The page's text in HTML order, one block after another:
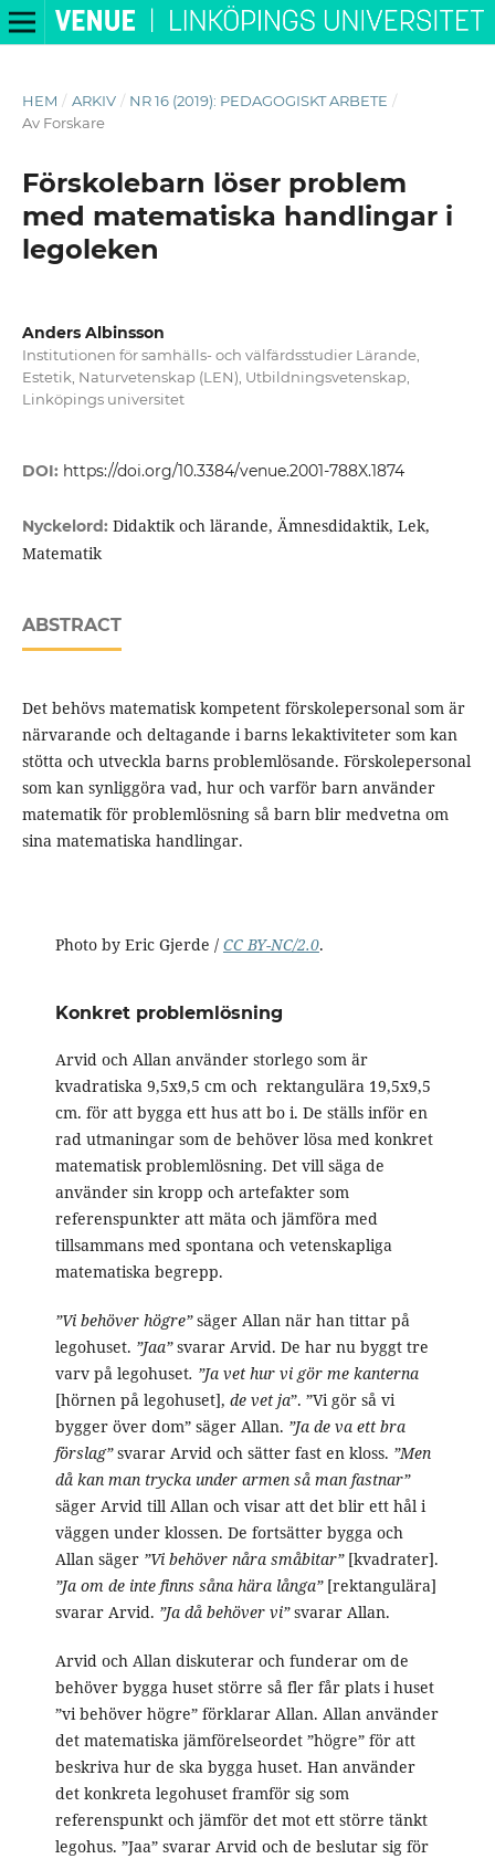
HEM / ARKIV / NR 16 (2019): PEDAGOGISKT ARBETE /
Av Forskare
Förskolebarn löser problem
med matematiska handlingar i
legoleken
Anders Albinsson
Institutionen för samhälls- och välfärdsstudier Lärande,
Estetik, Naturvetenskap (LEN), Utbildningsvetenskap,
Linköpings universitet
DOI: https://doi.org/10.3384/venue.2001-788X.1874
Nyckelord: Didaktik och lärande, Ämnesdidaktik, Lek,
Matematik
ABSTRACT
Det behövs matematisk kompetent förskolepersonal som är
närvarande och deltagande i barns lekaktiviteter som kan
stötta och utveckla barns problemlösande. Förskolepersonal
som kan synliggöra vad, hur och varför barn använder
matematik för problemlösning så barn blir medvetna om
sina matematiska handlingar.
Photo by Eric Gjerde / CC BY-NC/2.0.
Konkret problemlösning
Arvid och Allan använder storlego som är
kvadratiska 9,5x9,5 cm och rektangulära 19,5x9,5
cm. för att bygga ett hus att bo i. De ställs inför en
rad utmaningar som de behöver lösa med konkret
matematisk problemlösning. Det vill säga de
använder sin kropp och artefakter som
referenspunkter att mäta och jämföra med
tillsammans med spontana och vetenskapliga
matematiska begrepp.
”Vi behöver högre”säger Allan när han tittar på
legohuset. ”Jaa”svarar Arvid. De har nu byggt tre
varv på legohuset. ”Ja vet hur vi gör me kanterna
[hörnen på legohuset], de vet ja”. ”Vi gör så vi
bygger över dom” säger Allan. ”Ja de va ett bra
förslag”svarar Arvid och sätter fast en kloss. ”Men
då kan man trycka under armen så man fastnar”
säger Arvid till Allan och visar att det blir ett hål i
väggen under klossen. De fortsätter bygga och
Allan säger ”Vi behöver nåra småbitar”[kvadrater].
”Ja om de inte finns såna hära långa”[rektangulära]
svarar Arvid. ”Ja då behöver vi”svarar Allan.
Arvid och Allan diskuterar och funderar om de
behöver bygga huset större så fler får plats i huset
”vi behöver högre” förklarar Allan. Allan använder
det matematiska jämförelseordet ”högre” för att
beskriva hur de ska bygga huset. Han använder
det konkreta legohuset framför sig som
referenspunkt och jämför det mot ett större tänkt
legohus. ”Jaa” svarar Arvid och de beslutar sig för